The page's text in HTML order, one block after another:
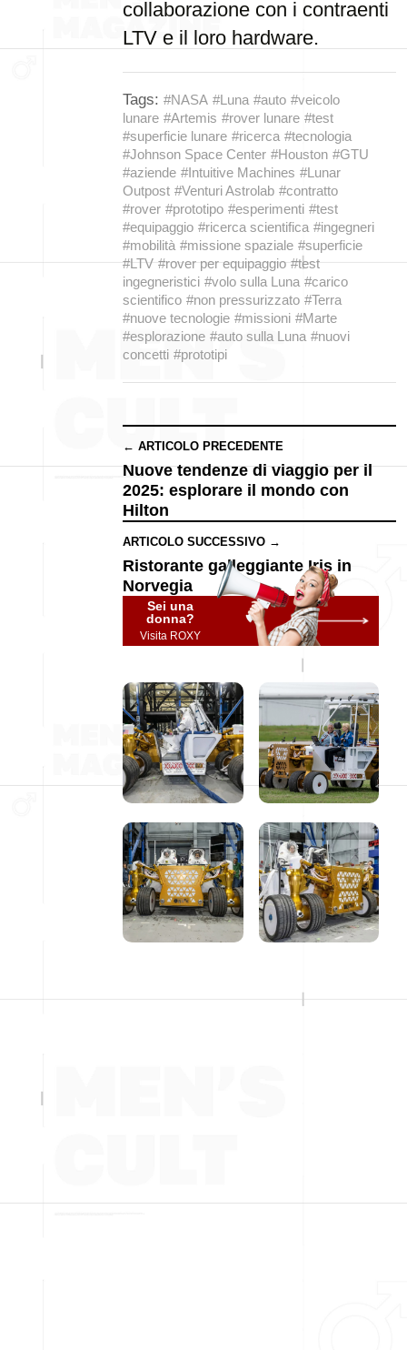
collaborazione con i contraenti
LTV e il loro hardware.
Tags: #NASA #Luna #auto #veicolo
lunare #Artemis #rover lunare #test
#superficie lunare #ricerca #tecnologia
#Johnson Space Center #Houston #GTU
#aziende #Intuitive Machines #Lunar
Outpost #Venturi Astrolab #contratto
#rover #prototipo #esperimenti #test
#equipaggio #ricerca scientifica #ingegneri
#mobilità #missione spaziale #superficie
#LTV #rover per equipaggio #test
ingegneristici #volo sulla Luna #carico
scientifico #non pressurizzato #Terra
#nuove tecnologie #missioni #Marte
#esplorazione #auto sulla Luna #nuovi
concetti #prototipi
← ARTICOLO PRECEDENTE
Nuove tendenze di viaggio per il
2025: esplorare il mondo con
Hilton
ARTICOLO SUCCESSIVO →
Ristorante galleggiante Iris in
Norvegia
Sei una
donna?
Visita ROXY